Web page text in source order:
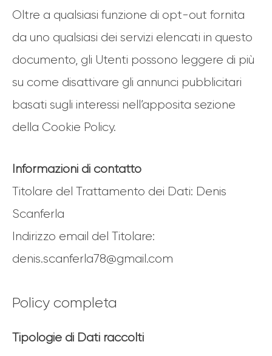
Oltre a qualsiasi funzione di opt-out fornita
da uno qualsiasi dei servizi elencati in questo
documento, gli Utenti possono leggere di più
su come disattivare gli annunci pubblicitari
basati sugli interessi nell’apposita sezione
della Cookie Policy.
Informazioni di contatto
Titolare del Trattamento dei Dati: Denis
Scanferla
Indirizzo email del Titolare:
denis.scanferla78@gmail.com
Policy completa
Tipologie di Dati raccolti